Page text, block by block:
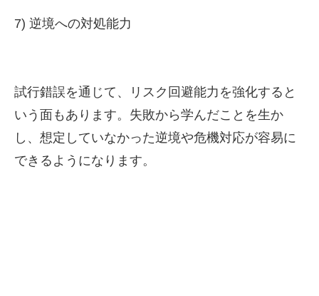
7) 逆境への対処能力
試行錯誤を通じて、リスク回避能力を強化すると
いう面もあります。失敗から学んだことを生か
し、想定していなかった逆境や危機対応が容易に
できるようになります。